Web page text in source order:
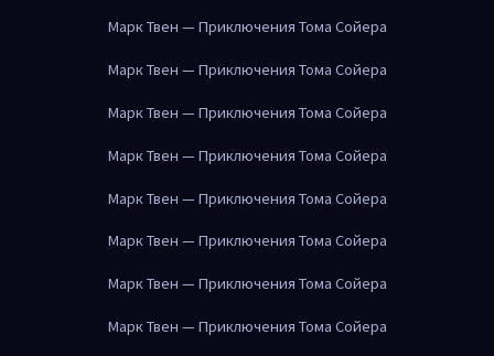
Марк Твен — Приключения Тома Сойера
Марк Твен — Приключения Тома Сойера
Марк Твен — Приключения Тома Сойера
Марк Твен — Приключения Тома Сойера
Марк Твен — Приключения Тома Сойера
Марк Твен — Приключения Тома Сойера
Марк Твен — Приключения Тома Сойера
Марк Твен — Приключения Тома Сойера